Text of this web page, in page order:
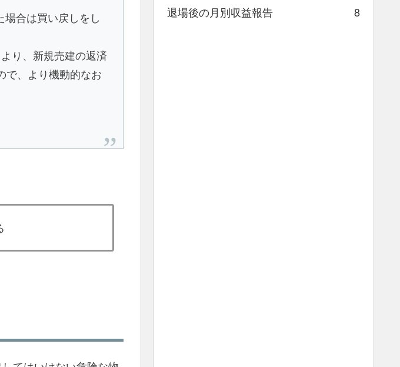
合は買い戻しをし
り、新規売建の返済
で、より機動的なお
退場後の月別収益報告
8